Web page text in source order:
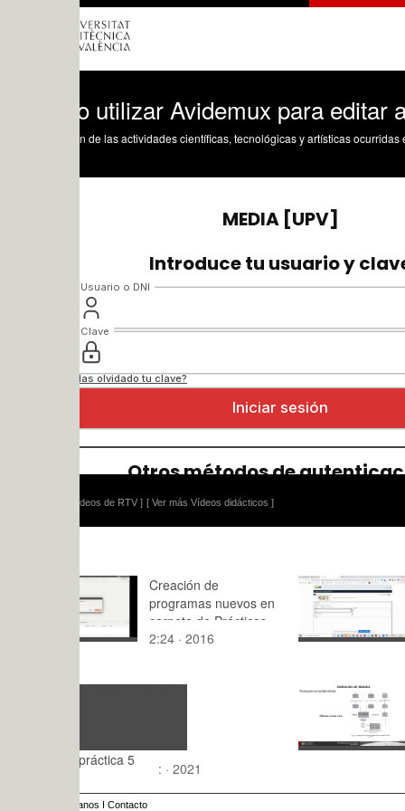
utilizar Avidemux para editar al corte
de las actividades científicas, tecnológicas y artísticas ocurridas en los tres
[ Ver más Vídeos didácticos ]
Creación de
programas nuevos en
carpeta de Prácticas
2:24 · 2016
Ejercicio
tráfico
españoles
12:05 ·
: · 2021
Híbridos y
7:24 · 2020